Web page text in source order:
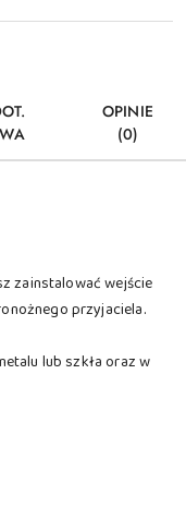
OPINIE
(0)
zainstalować wejście
przyjaciela.
lub szkła oraz w